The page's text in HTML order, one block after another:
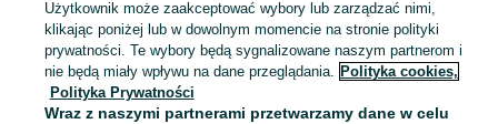
Skorzystaj z największego serwisu ogłoszeniowego - Mochowo i okolice! Kupuj to, czego pragniesz i sprzedawaj to, czego już nie potrzebujesz! Zobacz
Mapa kategorii
Mapa miejscowości
Użytkownik może zaakceptować wybory lub zarządzać nimi,
klikając poniżej lub w dowolnym momencie na stronie polityki
prywatności. Te wybory będą sygnalizowane naszym partnerom i
nie będą miały wpływu na dane przeglądania. Polityka cookies,
Polityka Prywatności
Wraz z naszymi partnerami przetwarzamy dane w celu